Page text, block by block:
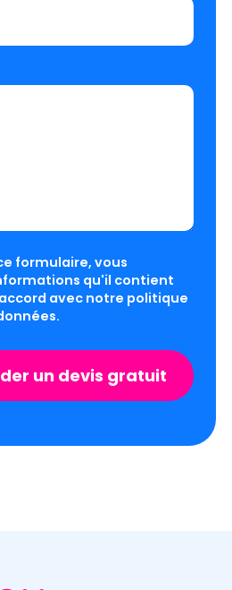
formulaire, vous
qu'il contient
avec notre politique
.